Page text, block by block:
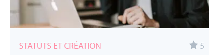
STATUTS ET CRÉATION 5